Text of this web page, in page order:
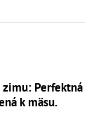
zimu: Perfektná
k mäsu.